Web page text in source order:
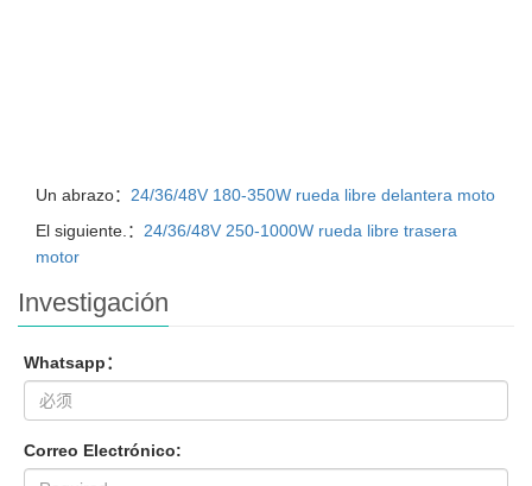
Un abrazo： 24/36/48V 180-350W rueda libre delantera moto
El siguiente.： 24/36/48V 250-1000W rueda libre trasera
motor
Investigación
Whatsapp：
Correo Electrónico: